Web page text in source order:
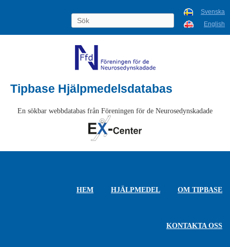
Svenska
English
Tipbase Hjälpmedelsdatabas
En sökbar webbdatabas från Föreningen för de Neurosedynskadade
HEM HJÄLPMEDEL OM TIPBASE
KONTAKTA OSS